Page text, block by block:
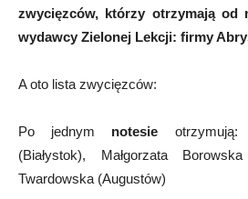
zwycięzców, którzy otrzymają od
wydawcy Zielonej Lekcji: firmy
A oto lista zwycięzców:
Po jednym notesie otrzymują:
(Białystok), Małgorzata
Twardowska (Augustów)